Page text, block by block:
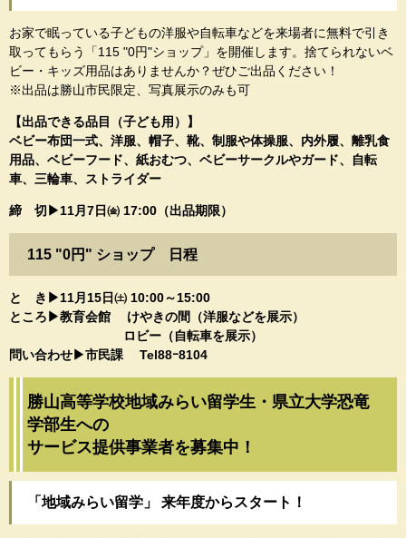
お家で眠っている子どもの洋服や自転車などを来場者に無料で引き
取ってもらう「115 "0円"ショップ」を開催します。捨てられないベ
ビー・キッズ用品はありませんか？ぜひご出品ください！
※出品は勝山市民限定、写真展示のみも可
【出品できる品目（子ども用）】
ベビー布団一式、洋服、帽子、靴、制服や体操服、内外履、離乳食
用品、ベビーフード、紙おむつ、ベビーサークルやガード、自転
車、三輪車、ストライダー
締 切▶11月7日㈮ 17:00（出品期限）
​115 "0円" ショップ 日程
と き▶11月15日㈯ 10:00～15:00
ところ▶教育会館 けやきの間（洋服などを展示）
ロビー（自転車を展示）
問い合わせ▶市民課 Tel88ｰ8104
勝山高等学校地域みらい留学生・県立大学恐竜
学部生への
サービス提供事業者を募集中！
「地域みらい留学」 来年度からスタート！